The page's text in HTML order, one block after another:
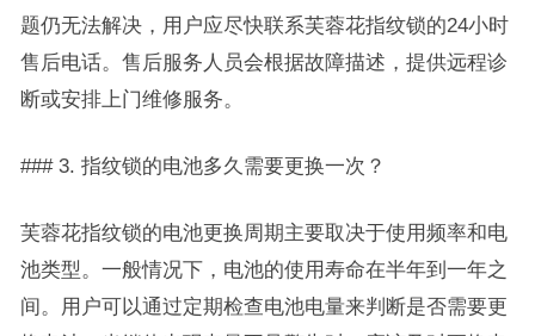
题仍无法解决，用户应尽快联系芙蓉花指纹锁的24小时
售后电话。售后服务人员会根据故障描述，提供远程诊
断或安排上门维修服务。
### 3. 指纹锁的电池多久需要更换一次？
芙蓉花指纹锁的电池更换周期主要取决于使用频率和电
池类型。一般情况下，电池的使用寿命在半年到一年之
间。用户可以通过定期检查电池电量来判断是否需要更